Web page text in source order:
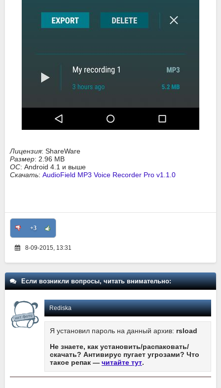
Лицензия: ShareWare
Размер: 2.96 MB
ОС: Android 4.1 и выше
Скачать: AudioField MP3 Voice Recorder Pro v1.1.0
+3
8-09-2015, 13:31
Если возникли вопросы, читать внимательно:
Rediska
Я установил пароль на данный архив: rsload
Не знаете, как установить/распаковать/
скачать? Антивирус пугает угрозами? Что
такое репак — читайте тут.